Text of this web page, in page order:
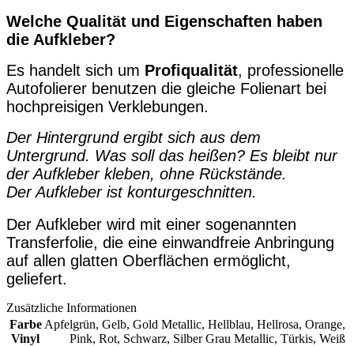
Welche Qualität und Eigenschaften haben
die Aufkleber?
Es handelt sich um Profiqualität, professionelle
Autofolierer benutzen die gleiche Folienart bei
hochpreisigen Verklebungen.
Der Hintergrund ergibt sich aus dem
Untergrund. Was soll das heißen? Es bleibt nur
der Aufkleber kleben, ohne Rückstände.
Der Aufkleber ist konturgeschnitten.
Der Aufkleber wird mit einer sogenannten
Transferfolie, die eine einwandfreie Anbringung
auf allen glatten Oberflächen ermöglicht,
geliefert.
Zusätzliche Informationen
Farbe
Vinyl
Apfelgrün, Gelb, Gold Metallic, Hellblau, Hellrosa, Orange,
Pink, Rot, Schwarz, Silber Grau Metallic, Türkis, Weiß